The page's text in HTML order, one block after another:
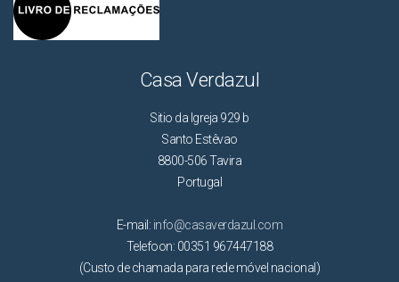
Casa Verdazul
Sitio da Igreja 929 b
Santo Estêvao
8800-506 Tavira
Portugal
E-mail: info@casaverdazul.com
Telefoon: 00351 967447188
(Custo de chamada para rede móvel nacional)